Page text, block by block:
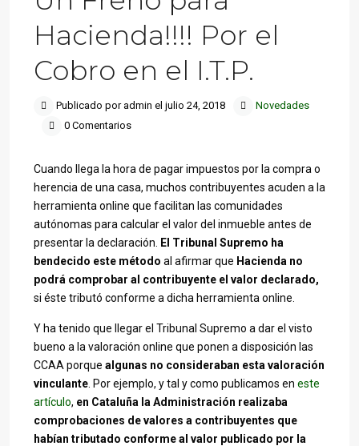
Hacienda!!!! Por el
Cobro en el I.T.P.
Publicado por admin el julio 24, 2018
Novedades
0 Comentarios
Cuando llega la hora de pagar impuestos por la compra o
herencia de una casa, muchos contribuyentes acuden a la
herramienta online que facilitan las comunidades
autónomas para calcular el valor del inmueble antes de
presentar la declaración.
El Tribunal Supremo ha
bendecido este método al afirmar que Hacienda no
podrá comprobar al contribuyente el valor declarado,
si éste tributó conforme a dicha herramienta online.
Y ha tenido que llegar el Tribunal Supremo a dar el visto
bueno a la valoración online que ponen a disposición las
CCAA porque algunas no consideraban esta valoración
vinculante . Por ejemplo, y tal y como publicamos en este
artículo, en Cataluña la Administración realizaba
comprobaciones de valores a contribuyentes que
habían tributado conforme al valor publicado por la